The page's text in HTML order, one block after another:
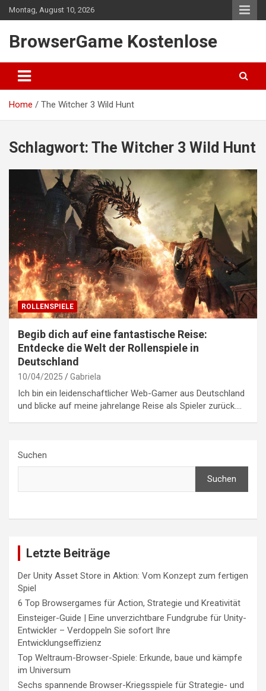
Skip
to
Montag, August 10, 2026
BrowserGame Kostenlose
Home The Witcher 3 Wild Hunt
Schlagwort: The Witcher 3 Wild Hunt
ROLLENSPIELE
Begib dich auf eine fantastische Reise:
Entdecke die Welt der Rollenspiele in
Deutschland
10/04/2025 Gabriela
Ich bin ein leidenschaftlicher Web-Gamer aus Deutschland
und blicke auf meine jahrelange Reise als Spieler zurück.…
Suchen
Suchen
Letzte Beiträge
Der Unity Asset Store in Aktion: Vom Konzept zum fertigen
Spiel
6 Top Browsergames für Action, Strategie und Kreativität
Einsteiger-Guide | Eine unverzichtbare Fundgrube für Unity-
Entwickler – Verdoppeln Sie sofort Ihre
Entwicklungseffizienz
Top Weltraum-Browser-Spiele: Erkunde, baue und kämpfe
im Universum
Sechs spannende Browser-Kriegsspiele für Strategie- und